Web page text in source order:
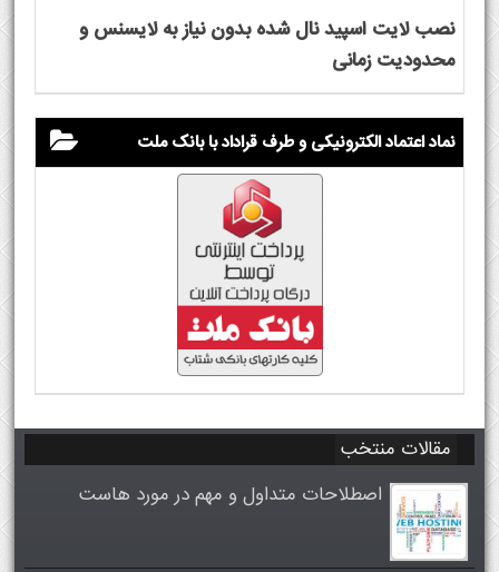
نصب لایت اسپید نال شده بدون نیاز به لایسنس و
محدودیت زمانی
نماد اعتماد الکترونیکی و طرف قراداد با بانک ملت
مقالات منتخب
اصطلاحات متداول و مهم در مورد هاست